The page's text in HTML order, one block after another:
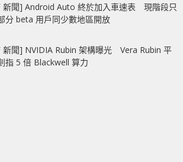
新聞] Android Auto 終於加入車速表 現階段只
分 beta 用戶同少數地區開放
新聞] NVIDIA Rubin 架構曝光 Vera Rubin 平
指 5 倍 Blackwell 算力